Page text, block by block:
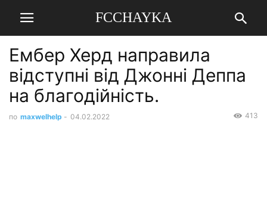
FCCHAYKA
Ембер Херд направила
відступні від Джонні Деппа
на благодійність.
по maxwelhelp - 04.02.2022 413